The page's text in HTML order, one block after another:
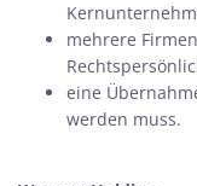
mehrere
eine
werden muss.